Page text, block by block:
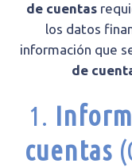
de cuentas
los datos
información que
de
1.
cuentas